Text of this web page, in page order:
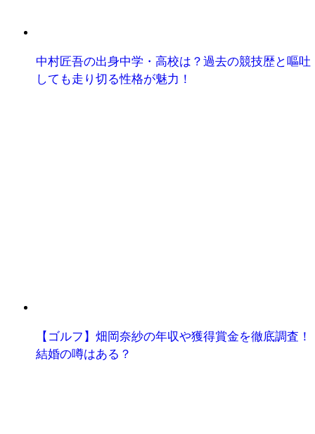
中村匠吾の出身中学・高校は？過去の競技歴と嘔吐
しても走り切る性格が魅力！
【ゴルフ】畑岡奈紗の年収や獲得賞金を徹底調査！
結婚の噂はある？